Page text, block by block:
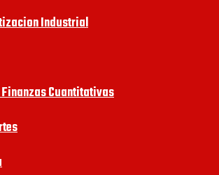
Industrial
Cuantitativas